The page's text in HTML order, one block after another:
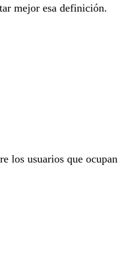
mejor esa definición.
los usuarios que ocupan